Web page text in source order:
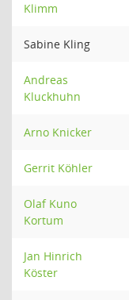
Klimm
Sabine Kling
Andreas
Kluckhuhn
Arno Knicker
Gerrit Köhler
Olaf Kuno
Kortum
Jan Hinrich
Köster